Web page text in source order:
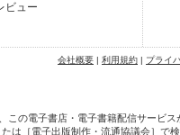
ビュー
会社概要 | 利用規約 | プライ
この電子書店・電子書籍配信サービ
は［電子出版制作・流通協議会］で検